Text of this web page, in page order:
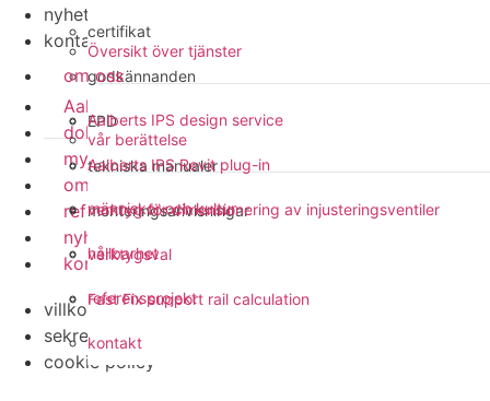
certifikat
godkännanden
EPD
tekniska manualer
monteringsanvisningar
Översikt över tjänster
Aalberts IPS design service
Aalberts IPS Revit plug-in
verktyg för dimensionering av injusteringsventiler
verktygsval
Fast Fix support rail calculation
om oss
vår berättelse
människor och kultur
hållbarhet
referensprojekt
kontakt
nyheter
kontakt
Aalberts IPS design service
dokumentation
my IPS
om oss
referensprojekt
nyheter
kontakt
villkor
sekretesspolicy
cookie policy